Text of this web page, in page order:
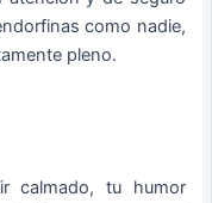
como nadie,
pleno.
calmado, tu humor